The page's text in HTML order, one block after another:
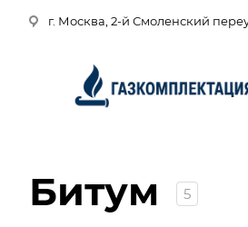
г. Москва, 2-й Смоленский
Битум 5